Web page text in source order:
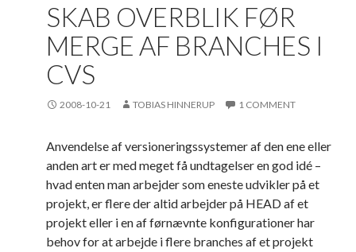
SKAB OVERBLIK FØR
MERGE AF BRANCHES I
CVS
2008-10-21 TOBIAS HINNERUP 1 COMMENT
Anvendelse af versioneringssystemer af den ene eller
anden art er med meget få undtagelser en god idé –
hvad enten man arbejder som eneste udvikler på et
projekt, er flere der altid arbejder på HEAD af et
projekt eller i en af førnævnte konfigurationer har
behov for at arbejde i flere branches af et projekt